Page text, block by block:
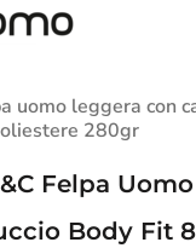
uomo leggera con
280gr
Felpa
Body Fit